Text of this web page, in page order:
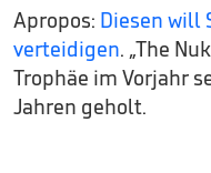
Apropos: Diesen will
verteidigen. „The
Trophäe im Vorjahr
Jahren geholt.